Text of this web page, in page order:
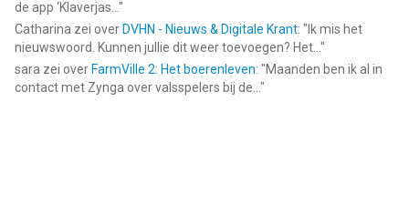
de app ‘Klaverjas... "
Catharina zei over DVHN - Nieuws & Digitale Krant: " Ik mis het
nieuwswoord. Kunnen jullie dit weer toevoegen? Het... "
sara zei over FarmVille 2: Het boerenleven: "Maanden ben ik al in
contact met Zynga over valsspelers bij de... "